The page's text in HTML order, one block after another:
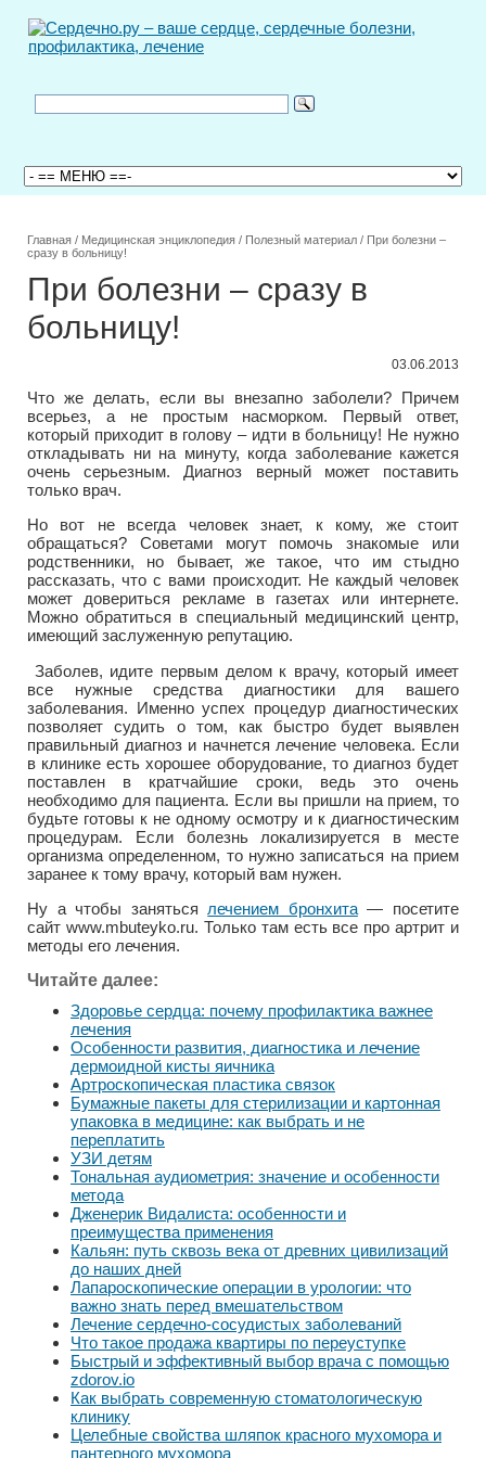
Главная / Медицинская энциклопедия / Полезный материал / При болезни –
сразу в больницу!
При болезни – сразу в
больницу!
03.06.2013
Что же делать, если вы внезапно заболели? Причем
всерьез, а не простым насморком. Первый ответ,
который приходит в голову – идти в больницу! Не нужно
откладывать ни на минуту, когда заболевание кажется
очень серьезным. Диагноз верный может поставить
только врач.
Но вот не всегда человек знает, к кому, же стоит
обращаться? Советами могут помочь знакомые или
родственники, но бывает, же такое, что им стыдно
рассказать, что с вами происходит. Не каждый человек
может довериться рекламе в газетах или интернете.
Можно обратиться в специальный медицинский центр,
имеющий заслуженную репутацию.
Заболев, идите первым делом к врачу, который имеет
все нужные средства диагностики для вашего
заболевания. Именно успех процедур диагностических
позволяет судить о том, как быстро будет выявлен
правильный диагноз и начнется лечение человека. Если
в клинике есть хорошее оборудование, то диагноз будет
поставлен в кратчайшие сроки, ведь это очень
необходимо для пациента. Если вы пришли на прием, то
будьте готовы к не одному осмотру и к диагностическим
процедурам. Если болезнь локализируется в месте
организма определенном, то нужно записаться на прием
заранее к тому врачу, который вам нужен.
Ну а чтобы заняться лечением бронхита— посетите
сайт www.mbuteyko.ru. Только там есть все про артрит и
методы его лечения.
Читайте далее:
Здоровье сердца: почему профилактика важнее
лечения
Особенности развития, диагностика и лечение
дермоидной кисты яичника
Артроскопическая пластика связок
Бумажные пакеты для стерилизации и картонная
упаковка в медицине: как выбрать и не
переплатить
УЗИ детям
Тональная аудиометрия: значение и особенности
метода
Дженерик Видалиста: особенности и
преимущества применения
Кальян: путь сквозь века от древних цивилизаций
до наших дней
Лапароскопические операции в урологии: что
важно знать перед вмешательством
Лечение сердечно-сосудистых заболеваний
Что такое продажа квартиры по переуступке
Быстрый и эффективный выбор врача с помощью
zdorov.io
Как выбрать современную стоматологическую
клинику
Целебные свойства шляпок красного мухомора и
пантерного мухомора